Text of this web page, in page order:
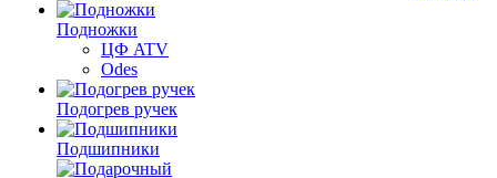
Подножки
ЦФ ATV
Odes
Подогрев ручек
Подшипники